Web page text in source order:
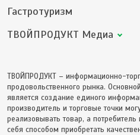
Гастротуризм
ТВОЙПРОДУКТ Медиа
ТВОЙПРОДУКТ – информационно-
продовольственного рынка.
является создание единого
производитель и торговые точки
реализовывать товар, а
себя способом приобретать